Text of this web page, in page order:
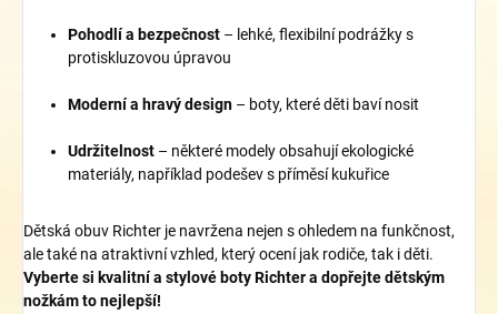
Pohodlí a bezpečnost – lehké, flexibilní podrážky s
protiskluzovou úpravou
Moderní a hravý design – boty, které děti baví nosit
Udržitelnost – některé modely obsahují ekologické
materiály, například podešev s příměsí kukuřice
Dětská obuv Richter je navržena nejen s ohledem na funkčnost,
ale také na atraktivní vzhled, který ocení jak rodiče, tak i děti.
Vyberte si kvalitní a stylové boty Richter a dopřejte dětským
nožkám to nejlepší!